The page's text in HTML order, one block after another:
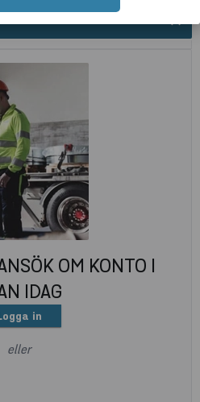
expand_less
OM KONTO I
IDAG
in
eller